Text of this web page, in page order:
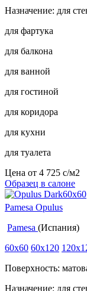
Назначение: для
для фартука
для балкона
для ванной
для гостиной
для коридора
для кухни
для туалета
Цена от 4 725 c/м2
Образец в салоне
Pamesa Opulus
Pamesa (Испания)
60x60 60x120
Поверхность:
Назначение: для